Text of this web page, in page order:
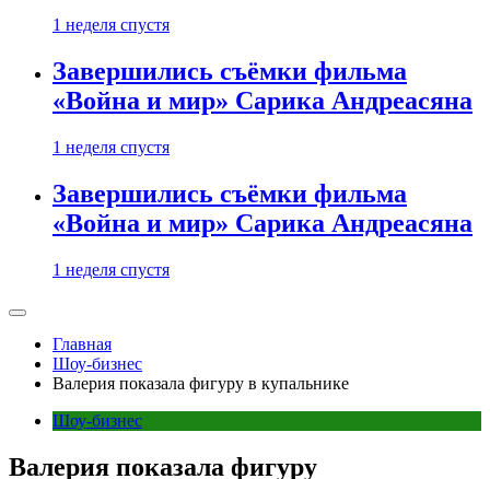
1 неделя спустя
Завершились съёмки фильма
«Война и мир» Сарика Андреасяна
1 неделя спустя
Завершились съёмки фильма
«Война и мир» Сарика Андреасяна
1 неделя спустя
Главная
Шоу-бизнес
Валерия показала фигуру в купальнике
Шоу-бизнес
Валерия показала фигуру